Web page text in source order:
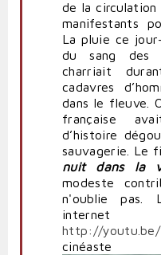
de la
manifestants
La pluie ce
du sang des
charriait
cadavres
dans le fleuve.
française
d’histoire
sauvagerie. Le
nuit dans la
modeste
n'oublie
http://youtu.be/
cinéaste